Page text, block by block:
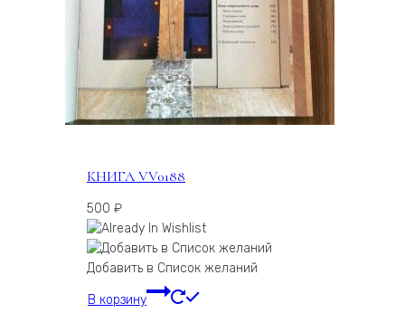
КНИГА VV0188
500 ₽
Добавить в Список желаний
В корзину